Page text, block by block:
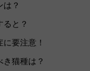
は？
ると？
要注意！
猫種は？